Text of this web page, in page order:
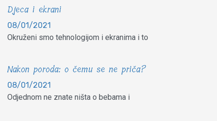
Djeca i ekrani
08/01/2021
Okruženi smo tehnologijom i ekranima i to
Nakon poroda: o čemu se ne priča?
08/01/2021
Odjednom ne znate ništa o bebama i